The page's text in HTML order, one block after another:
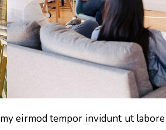
eirmod tempor invidunt ut